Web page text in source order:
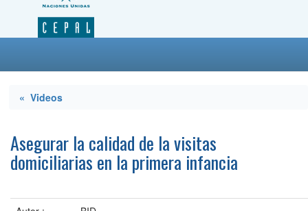
« Videos
Asegurar la calidad de la visitas
domiciliarias en la primera infancia